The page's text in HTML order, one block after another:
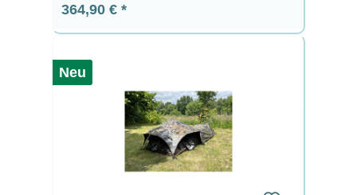
Regulärer Preis:
364,90 €
Neu